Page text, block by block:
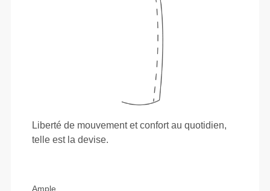
Liberté de mouvement et confort au quotidien,
telle est la devise.
Ample